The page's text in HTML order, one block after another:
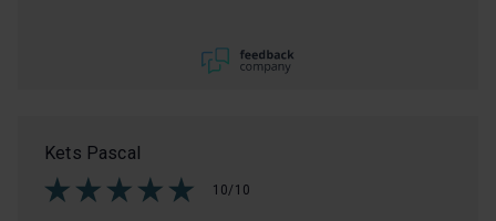
Kets Pascal
10/10